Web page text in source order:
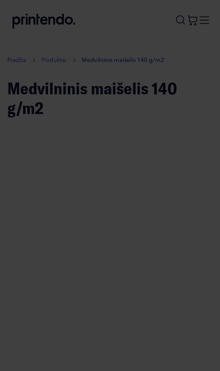
A
Pradžia Produktai Medvilninis maišelis 140 g/m2
Medvilninis maišelis 140
g/m2